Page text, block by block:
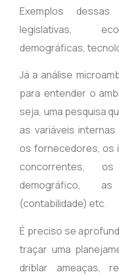
Exemplos
legislativas,
demográficas,
Já a análise
para entender o
seja, uma pesquisa
as variáveis
os fornecedores, os
concorrentes,
demográfico,
(contabilidade) etc.
É preciso se
traçar uma
driblar ameaças,